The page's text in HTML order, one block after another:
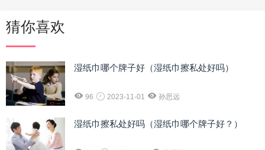
猜你喜欢
湿纸巾哪个牌子好（湿纸巾擦私处好吗）
96 2023-11-01 孙思远
湿纸巾擦私处好吗（湿纸巾哪个牌子好？）